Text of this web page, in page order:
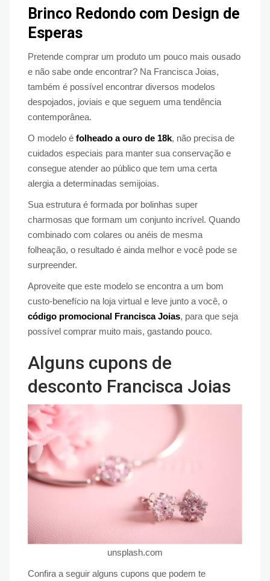
Brinco Redondo com Design de
Esperas
Pretende comprar um produto um pouco mais ousado
e não sabe onde encontrar? Na Francisca Joias,
também é possível encontrar diversos modelos
despojados, joviais e que seguem uma tendência
contemporânea.
O modelo é folheado a ouro de 18k, não precisa de
cuidados especiais para manter sua conservação e
consegue atender ao público que tem uma certa
alergia a determinadas semijoias.
Sua estrutura é formada por bolinhas super
charmosas que formam um conjunto incrível. Quando
combinado com colares ou anéis de mesma
folheação, o resultado é ainda melhor e você pode se
surpreender.
Aproveite que este modelo se encontra a um bom
custo-benefício na loja virtual e leve junto a você, o
código promocional Francisca Joias, para que seja
possível comprar muito mais, gastando pouco.
Alguns cupons de
desconto Francisca Joias
unsplash.com
Confira a seguir alguns cupons que podem te